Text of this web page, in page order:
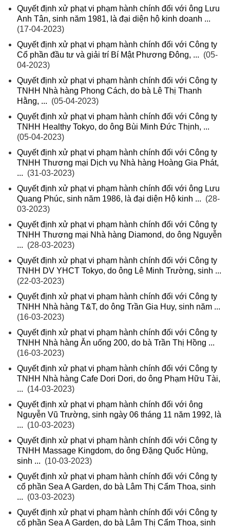
Quyết định xử phạt vi phạm hành chính đối với ông Lưu
Anh Tân, sinh năm 1981, là đại diện hộ kinh doanh ...
(17-04-2023)
Quyết định xử phạt vi phạm hành chính đối với Công ty
Cổ phần đầu tư và giải trí Bí Mật Phương Đông, ... (05-
04-2023)
Quyết định xử phạt vi phạm hành chính đối với Công ty
TNHH Nhà hàng Phong Cách, do bà Lê Thị Thanh
Hằng, ... (05-04-2023)
Quyết định xử phạt vi phạm hành chính đối với Công ty
TNHH Healthy Tokyo, do ông Bùi Minh Đức Thịnh, ...
(05-04-2023)
Quyết định xử phạt vi phạm hành chính đối với Công ty
TNHH Thương mại Dịch vụ Nhà hàng Hoàng Gia Phát,
... (31-03-2023)
Quyết định xử phạt vi phạm hành chính đối với ông Lưu
Quang Phúc, sinh năm 1986, là đại diện Hộ kinh ... (28-
03-2023)
Quyết định xử phạt vi phạm hành chính đối với Công ty
TNHH Thương mại Nhà hàng Diamond, do ông Nguyễn
... (28-03-2023)
Quyết định xử phạt vi phạm hành chính đối với Công ty
TNHH DV YHCT Tokyo, do ông Lê Minh Trường, sinh ...
(22-03-2023)
Quyết định xử phạt vi phạm hành chính đối với Công ty
TNHH Nhà hàng T&T, do ông Trần Gia Huy, sinh năm ...
(16-03-2023)
Quyết định xử phạt vi phạm hành chính đối với Công ty
TNHH Nhà hàng Ăn uống 200, do bà Trần Thị Hồng ...
(16-03-2023)
Quyết định xử phạt vi phạm hành chính đối với Công ty
TNHH Nhà hàng Cafe Dori Dori, do ông Phạm Hữu Tài,
... (14-03-2023)
Quyết định xử phạt vi phạm hành chính đối với ông
Nguyễn Vũ Trường, sinh ngày 06 tháng 11 năm 1992, là
... (10-03-2023)
Quyết định xử phạt vi phạm hành chính đối với Công ty
TNHH Massage Kingdom, do ông Đặng Quốc Hùng,
sinh ... (10-03-2023)
Quyết định xử phạt vi phạm hành chính đối với Công ty
cổ phần Sea A Garden, do bà Lâm Thị Cẩm Thoa, sinh
... (03-03-2023)
Quyết định xử phạt vi phạm hành chính đối với Công ty
cổ phần Sea A Garden, do bà Lâm Thị Cẩm Thoa, sinh